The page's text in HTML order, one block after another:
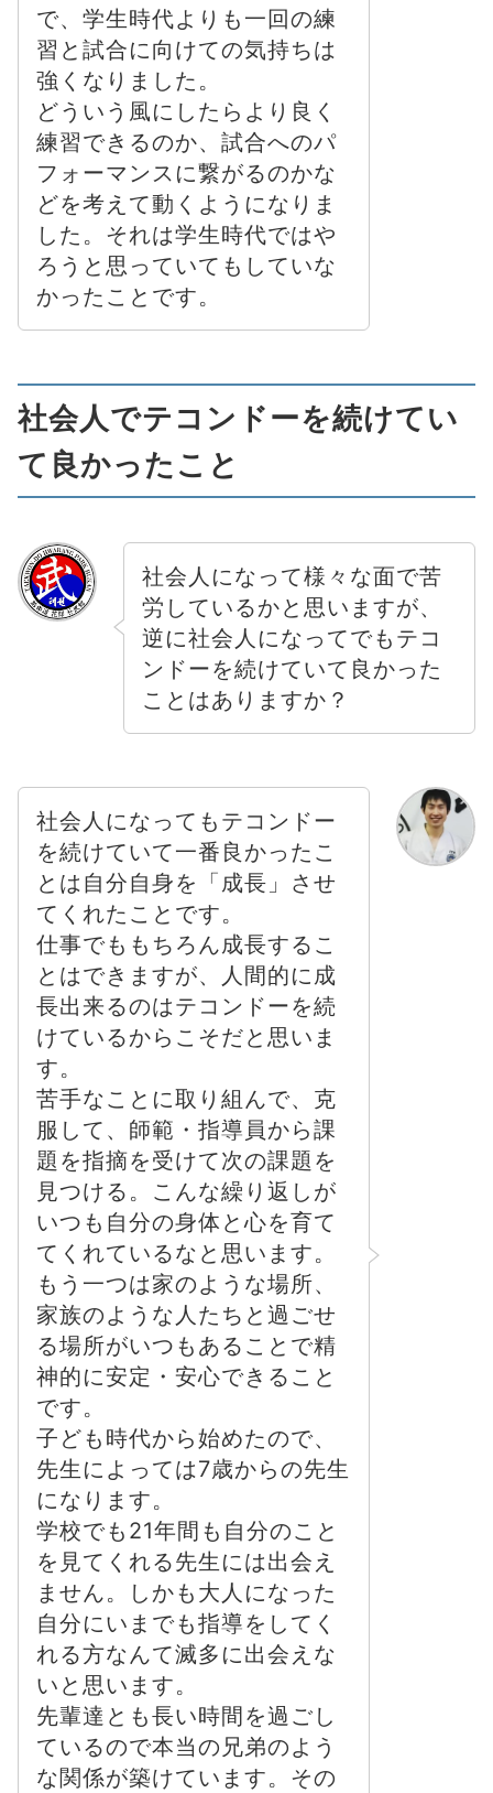
で、学生時代よりも一回の練
習と試合に向けての気持ちは
強くなりました。
どういう風にしたらより良く
練習できるのか、試合へのパ
フォーマンスに繋がるのかな
どを考えて動くようになりま
した。それは学生時代ではや
ろうと思っていてもしていな
かったことです。
社会人でテコンドーを続けてい
て良かったこと
社会人になって様々な面で苦
労しているかと思いますが、
逆に社会人になってでもテコ
ンドーを続けていて良かった
ことはありますか？
社会人になってもテコンドー
を続けていて一番良かったこ
とは自分自身を「成長」させ
てくれたことです。
仕事でももちろん成長するこ
とはできますが、人間的に成
長出来るのはテコンドーを続
けているからこそだと思いま
す。
苦手なことに取り組んで、克
服して、師範・指導員から課
題を指摘を受けて次の課題を
見つける。こんな繰り返しが
いつも自分の身体と心を育て
てくれているなと思います。
もう一つは家のような場所、
家族のような人たちと過ごせ
る場所がいつもあることで精
神的に安定・安心できること
です。
子ども時代から始めたので、
先生によっては7歳からの先生
になります。
学校でも21年間も自分のこと
を見てくれる先生には出会え
ません。しかも大人になった
自分にいまでも指導をしてく
れる方なんて滅多に出会えな
いと思います。
先輩達とも長い時間を過ごし
ているので本当の兄弟のよう
な関係が築けています。その